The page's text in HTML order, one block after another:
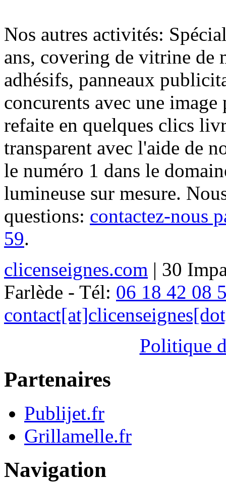
Nos autres activités:
ans, covering de vitrine de
adhésifs, panneaux
concurents avec une
refaite en quelques clics
transparent avec l'aide de
le numéro 1 dans le
lumineuse sur mesure.
questions: contactez-nous
59.
clicenseignes.com | 30
Farlède - Tél: 06 18 42 08
Politique
Partenaires
Publijet.fr
Grillamelle.fr
Navigation